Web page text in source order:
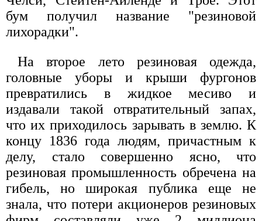
бум получил название "резиновой
лихорадки".
На второе лето резиновая одежда,
головные уборы и крыши фургонов
превратились в жидкое месиво и
издавали такой отвратительный запах,
что их приходилось зарывать в землю. К
концу 1836 года людям, причастным к
делу, стало совершенно ясно, что
резиновая промышленность обречена на
гибель, но широкая публика еще не
знала, что потери акционеров резиновых